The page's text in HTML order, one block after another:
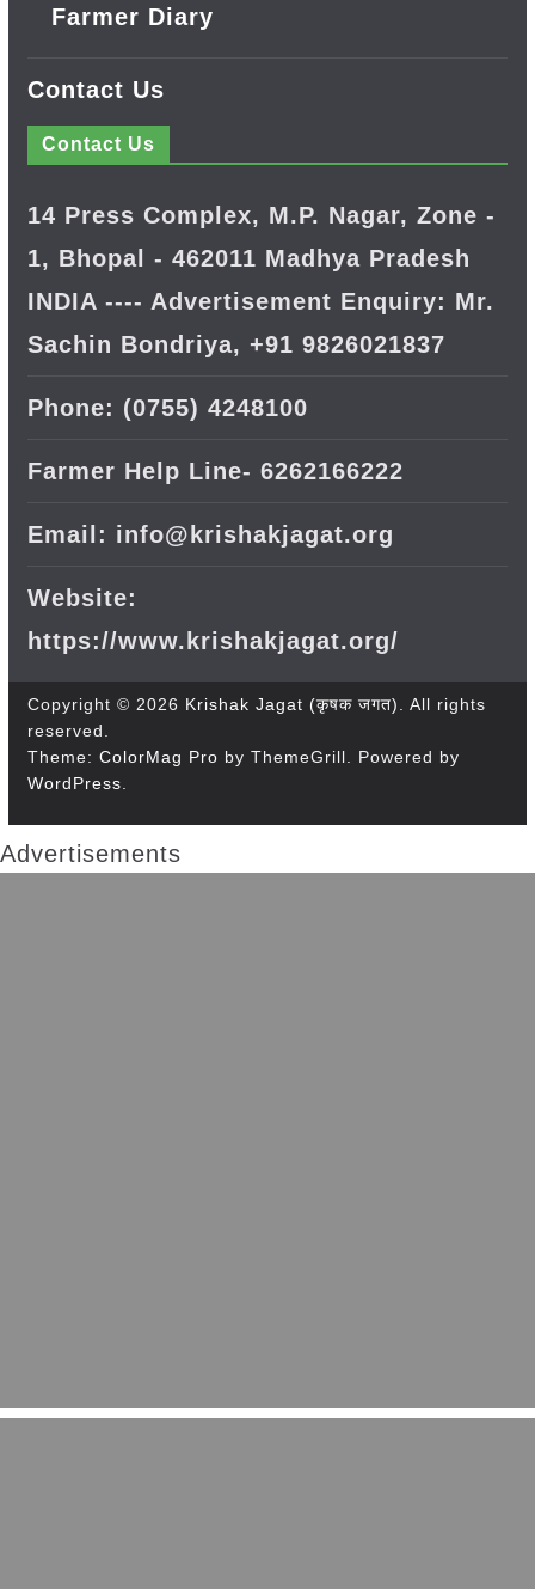
Farmer Diary
Contact Us
Contact Us
14 Press Complex, M.P. Nagar, Zone -
1, Bhopal - 462011 Madhya Pradesh
INDIA ---- Advertisement Enquiry: Mr.
Sachin Bondriya, +91 9826021837
Phone: (0755) 4248100
Farmer Help Line- 6262166222
Email: info@krishakjagat.org
Website:
https://www.krishakjagat.org/
Copyright © 2026 Krishak Jagat (कृषक जगत)
. All rights
reserved.
Theme: ColorMag Pro by ThemeGrill. Powered by
WordPress
Advertisements